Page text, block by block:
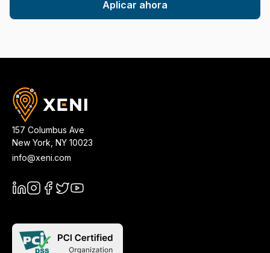
Aplicar ahora
157 Columbus Ave
New York NY 10023
info@xeni.com